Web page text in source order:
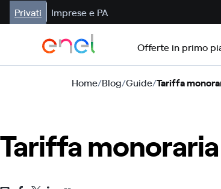
Privati Imprese e PA
Offerte in primo
Home/Blog/Guide/Tariffa
Tariffa